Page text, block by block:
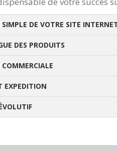
SIMPLE DE VOTRE SITE
DES PRODUITS
EXPEDITION